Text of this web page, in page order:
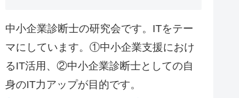
中小企業診断士の研究会です。ITをテー
マにしています。①中小企業支援におけ
るIT活用、②中小企業診断士としての自
身のIT力アップが目的です。